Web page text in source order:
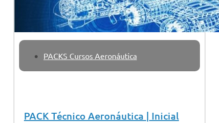
PACKS Cursos Aeronáutica
PACK Técnico Aeronáutica | Inicial